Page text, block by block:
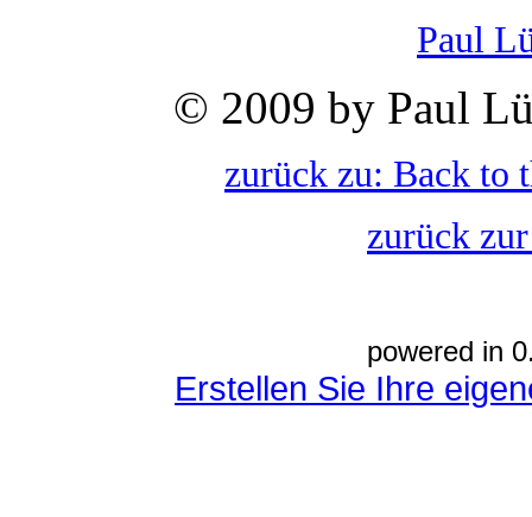
Paul
© 2009 by Paul
zurück zu: Back to
zurück
powered in
Erstellen Sie Ihre